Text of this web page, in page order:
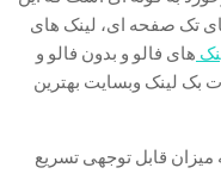
تک صفحه ای، لینک های
های فالو و بدون فالو و
بک لینک وبسایت بهترین
میزان قابل توجهی تسریع